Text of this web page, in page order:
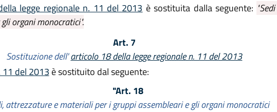
legge regionale n. 11 del 2013 è sostituita dalla seguente:
organi monocratici".
Art. 7
Sostituzione dell'articolo 18 della legge regionale n. 11 del 2013
del 2013 è sostituito dal seguente:
"Art. 18
attrezzature e materiali per i gruppi assembleari e gli organi monocratici